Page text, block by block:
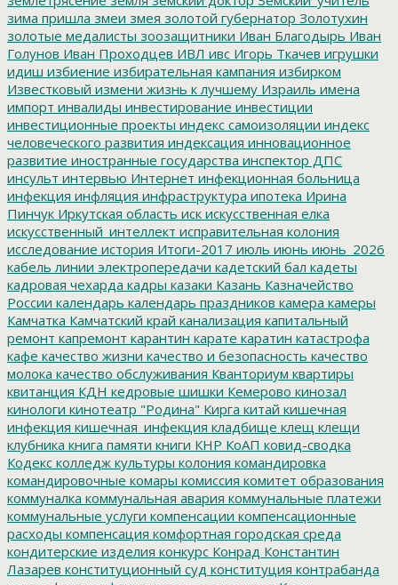
зима пришла змеи змея золотой губернатор Золотухин
золотые медалисты зоозащитники Иван Благодырь Иван
Голунов Иван Проходцев ИВЛ ивс Игорь Ткачев игрушки
идиш избиение избирательная кампания избирком
Известковый измени жизнь к лучшему Израиль имена
импорт инвалиды инвестирование инвестиции
инвестиционные проекты индекс самоизоляции индекс
человеческого развития индексация инновационное
развитие иностранные государства инспектор ДПС
инсульт интервью Интернет инфекционная больница
инфекция инфляция инфраструктура ипотека Ирина
Пинчук Иркутская область иск искусственная елка
искусственный_интеллект исправительная колония
исследование история Итоги-2017 июль июнь июнь_2026
кабель линии электропередачи кадетский бал кадеты
кадровая чехарда кадры казаки Казань Казначейство
России календарь календарь праздников камера камеры
Камчатка Камчатский край канализация капитальный
ремонт капремонт карантин карате каратин катастрофа
кафе качество жизни качество и безопасность качество
молока качество обслуживания Кванториум квартиры
квитанция КДН кедровые шишки Кемерово кинозал
кинологи кинотеатр "Родина" Кирга китай кишечная
инфекция кишечная_инфекция кладбище клещ клещи
клубника книга памяти книги КНР КоАП ковид-сводка
Кодекс колледж культуры колония командировка
командировочные комары комиссия комитет образования
коммуналка коммунальная авария коммунальные платежи
коммунальные услуги компенсации компенсационные
расходы компенсация комфортная городская среда
кондитерские изделия конкурс Конрад Константин
Лазарев конституционный суд конституция контрабанда